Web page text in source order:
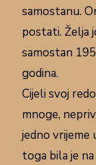
samostanu.
postati. Želja
samostan
godina.
Cijeli svoj
mnoge,
jedno vrijeme
toga bila je